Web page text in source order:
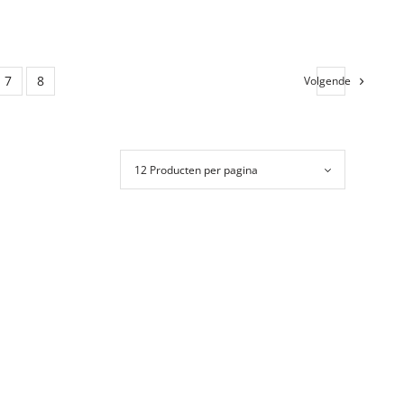
7 8 Volgende